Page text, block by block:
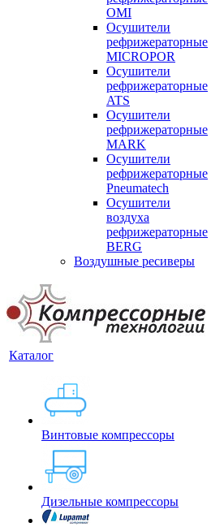
OMI
Осушители
рефрижераторные
MICROPOR
Осушители
рефрижераторные
ATS
Осушители
рефрижераторные
MARK
Осушители
рефрижераторные
Pneumatech
Осушители
воздуха
рефрижераторные
BERG
Воздушные ресиверы
Каталог
Винтовые компрессоры
Дизельные компрессоры